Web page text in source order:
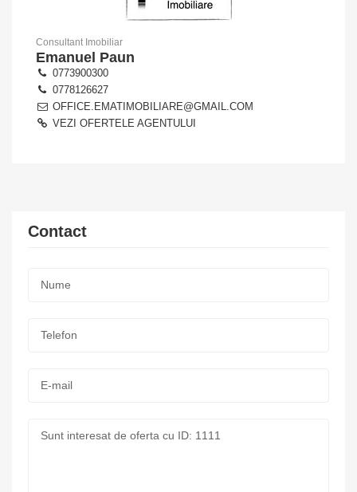
Consultant Imobiliar
Emanuel Paun
0773900300
0778126627
OFFICE.EMATIMOBILIARE@GMAIL.COM
VEZI OFERTELE AGENTULUI
Contact
mail: